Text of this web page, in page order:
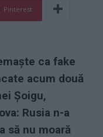
Pinterest
ca fake
acum două
Șoigu,
Rusia n-a
să nu moară